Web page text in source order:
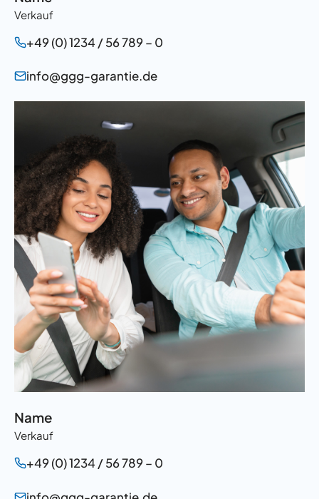
Verkauf
+49 (0) 1234 / 56 789 – 0
info@ggg-garantie.de
Name
Verkauf
+49 (0) 1234 / 56 789 – 0